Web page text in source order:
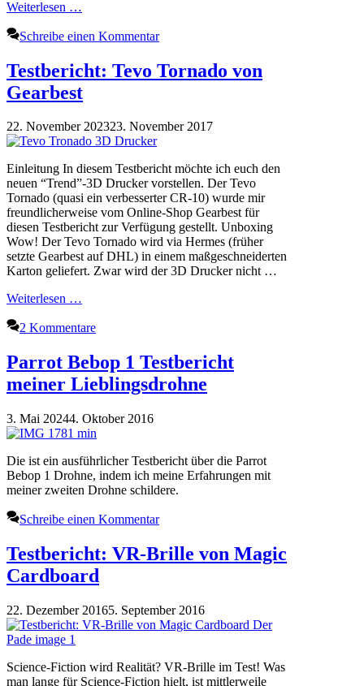
Weiterlesen …
Schreibe einen Kommentar
Testbericht: Tevo Tornado von
Gearbest
22. November 202323. November 2017
Einleitung In diesem Testbericht möchte ich euch den
neuen “Trend”-3D Drucker vorstellen. Der Tevo
Tornado (quasi ein verbesserter CR-10) wurde mir
freundlicherweise vom Online-Shop Gearbest für
diesen Testbericht zur Verfügung gestellt. Unboxing
Wow! Der Tevo Tornado wird via Hermes (früher
setzte Gearbest auf DHL) in einem maßgeschneiderten
Karton geliefert. Zwar wird der 3D Drucker nicht …
Weiterlesen …
2 Kommentare
Parrot Bebop 1 Testbericht
meiner Lieblingsdrohne
3. Mai 20244. Oktober 2016
Die ist ein ausführlicher Testbericht über die Parrot
Bebop 1 Drohne, indem ich meine Erfahrungen mit
meiner zweiten Drohne schildere.
Schreibe einen Kommentar
Testbericht: VR-Brille von Magic
Cardboard
22. Dezember 20165. September 2016
Science-Fiction wird Realität? VR-Brille im Test! Was
man lange für Science-Fiction hielt, ist mittlerweile